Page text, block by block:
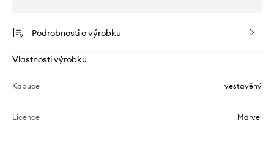
Podrobnosti o výrobku
Vlastnosti výrobku
Kapuce vestavěný
Licence Marvel